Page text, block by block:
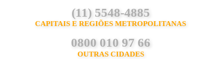
(11) 5548-4885
CAPITAIS E REGIÕES METROPOLITANAS
0800 010 97 66
OUTRAS CIDADES